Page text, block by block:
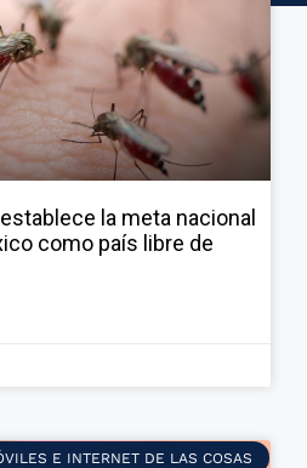
la meta nacional
como país libre de
E INTERNET DE LAS COSAS